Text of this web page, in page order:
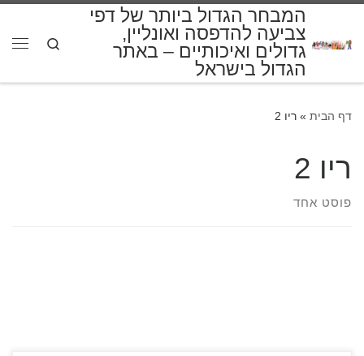
המבחר הגדול ביותר של דפי
צביעה להדפסה ואונליין,
גדולים ואיכותיים – באתר
הגדול בישראל
Search
דף הבית » ריו 2
ריו 2
פוסט אחד